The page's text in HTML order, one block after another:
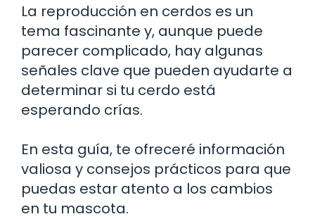
La reproducción en cerdos es un
tema fascinante y, aunque puede
parecer complicado, hay algunas
señales clave que pueden ayudarte a
determinar si tu cerdo está
esperando crías.
En esta guía, te ofreceré información
valiosa y consejos prácticos para que
puedas estar atento a los cambios
en tu mascota.